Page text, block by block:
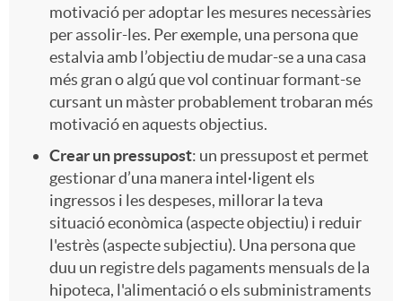
motivació per adoptar les mesures necessàries
per assolir-les. Per exemple, una persona que
estalvia amb l’objectiu de mudar-se a una casa
més gran o algú que vol continuar formant-se
cursant un màster probablement trobaran més
motivació en aquests objectius.
Crear un pressupost: un pressupost et permet
gestionar d’una manera intel·ligent els
ingressos i les despeses, millorar la teva
situació econòmica (aspecte objectiu) i reduir
l'estrès (aspecte subjectiu). Una persona que
duu un registre dels pagaments mensuals de la
hipoteca, l'alimentació o els subministraments